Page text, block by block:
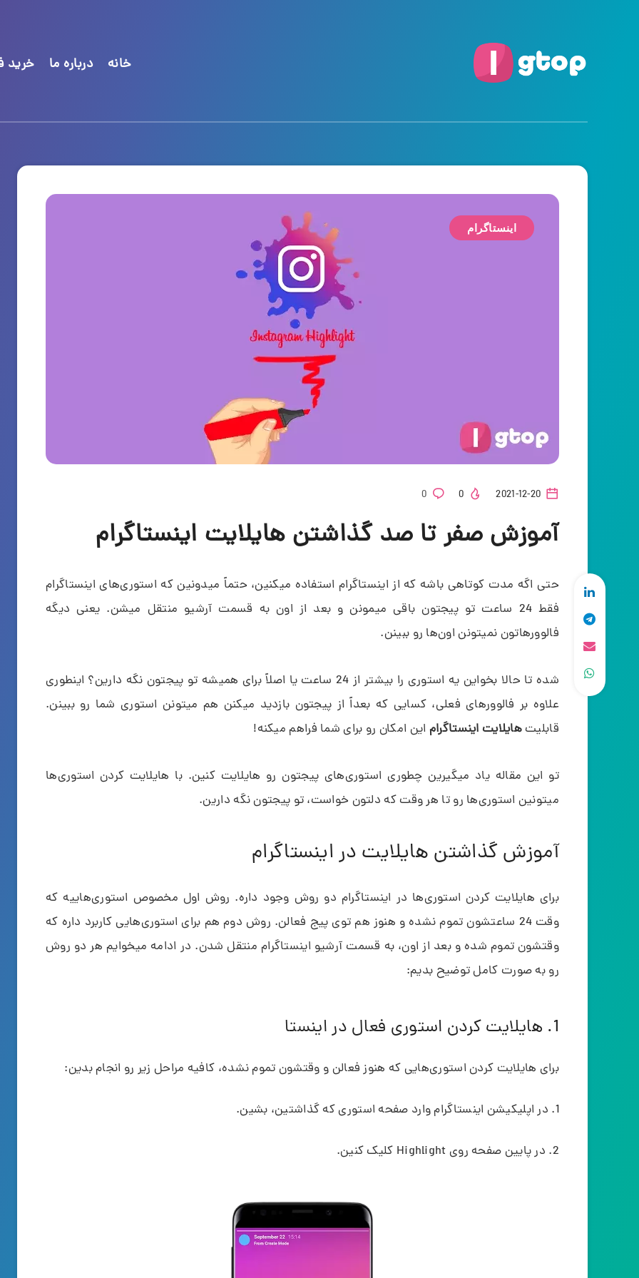
خانه درباره ما خرید
اینستاگرام
0
آموزش صفر تا صد گذاشتن هایلایت اینستاگرام
حتی اگه مدت کوتاهی باشه که از اینستاگرام استفاده میکنین، حتماً میدونین که استوری‌های اینستاگرام
فقط 24 ساعت تو پیجتون باقی میمونن و بعد از اون به قسمت آرشیو منتقل میشن. یعنی دیگه
فالوورهاتون نمیتونن اون‌ها رو ببینن.
شده تا حالا بخواین یه استوری را بیشتر از 24 ساعت یا اصلاً برای همیشه تو پیجتون نگه دارین؟ اینطوری
علاوه بر فالوورهای فعلی، کسایی که بعداً از پیجتون بازدید میکنن هم میتونن استوری شما رو ببینن.
قابلیتهایلایت اینستاگرام این امکان رو برای شما فراهم میکنه!
تو این مقاله یاد میگیرین چطوری استوری‌های پیجتون رو هایلایت کنین. با هایلایت کردن استوری‌ها
میتونین استوری‌ها رو تا هر وقت که دلتون خواست، تو پیجتون نگه دارین.
آموزش گذاشتن هایلایت در اینستاگرام
برای هایلایت کردن استوری‌ها در اینستاگرام دو روش وجود داره. روش اول مخصوص استوری‌هاییه که
وقت 24 ساعتشون تموم نشده و هنوز هم توی پیج فعالن. روش دوم هم برای استوری‌هایی کاربرد داره که
وقتشون تموم شده و بعد از اون، به قسمت آرشیو اینستاگرام منتقل شدن. در ادامه میخوایم هر دو روش
رو به صورت کامل توضیح بدیم:
1. هایلایت کردن استوری فعال در اینستا
برای هایلایت کردن استوری‌هایی که هنوز فعالن و وقتشون تموم نشده، کافیه مراحل زیر رو انجام بدین:
در اپلیکیشن اینستاگرام وارد صفحه استوری که گذاشتین، بشین.
در پایین صفحه روی Highlight کلیک کنین.